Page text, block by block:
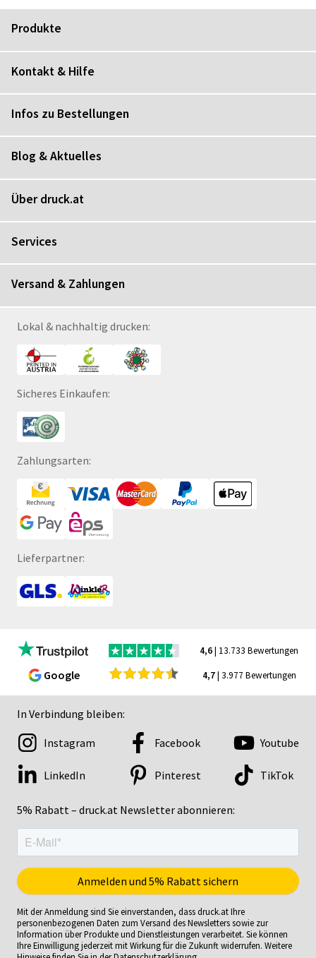
Produkte
Kontakt & Hilfe
Infos zu Bestellungen
Blog & Aktuelles
Über druck.at
Services
Versand & Zahlungen
Lokal & nachhaltig drucken:
Sicheres Einkaufen:
Zahlungsarten:
Lieferpartner:
4,6| 13.733 Bewertungen
Google 4,7| 3.977 Bewertungen
In Verbindung bleiben:
5% Rabatt – druck.at Newsletter abonnieren:
Instagram Facebook Youtube
LinkedIn Pinterest TikTok
Mit der Anmeldung sind Sie einverstanden, dass druck.at Ihre
personenbezogenen Daten zum Versand des Newsletters sowie zur
Information über Produkte und Dienstleistungen verarbeitet. Sie können
Ihre Einwilligung jederzeit mit Wirkung für die Zukunft widerrufen. Weitere